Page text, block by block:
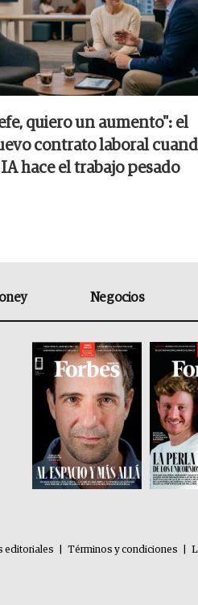
quiero un aumento": el
contrato laboral
hace el trabajo pesado
Negocios
editoriales Términos y condiciones